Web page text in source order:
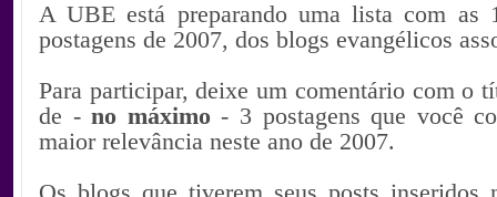
A UBE está preparando uma lista com as
postagens de 2007, dos blogs evangélicos
Para participar, deixe um comentário com o
de -no máximo - 3 postagens que você
maior relevância neste ano de 2007.